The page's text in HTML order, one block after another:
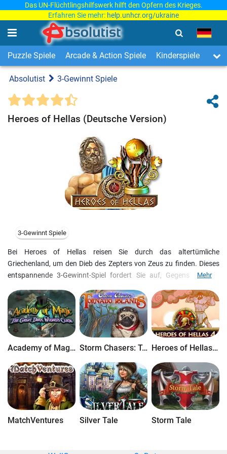
Das UN-Flüchtlingshilfswerk hilft den Opfern des Krieges.
Erfahren Sie mehr: help.unhcr.org/ukraine
Puzzle Spiele Arcade & Action Spiele Kinderspiele 3-
Absolutist 3-Gewinnt Spiele
Heroes of Hellas (Deutsche Version)
3-Gewinnt Spiele
Bei Heroes of Hellas reisen Sie durch das altertümliche
Griechenland, um den Dieb des Zepters von Zeus zu finden. Dieses
entspannende 3-Gewinnt-Spiel fordert Sie auf, Gegenstände zu
Gegenständen zu erstellen. Nehmen Sie die Kräfte von sieben
Helden in Anspruch und benutze Sonderboni. Entdecken Sie die
Geschichte hinter neun klassischen Mythologien. Leicht
verständlich, jedoch schwer zu meistern, Heroes of Hellas bietet
Ihnen ein unvergessliches Abenteuer durch eine magische Zeit.
Mehr
Academy of Magic: The Great Dark Wizard's Curse Storm Chasers: Tornado Islands Heroes of Hellas 4: Geburt einer Legende
MatchVentures Silver Tale Storm Tale